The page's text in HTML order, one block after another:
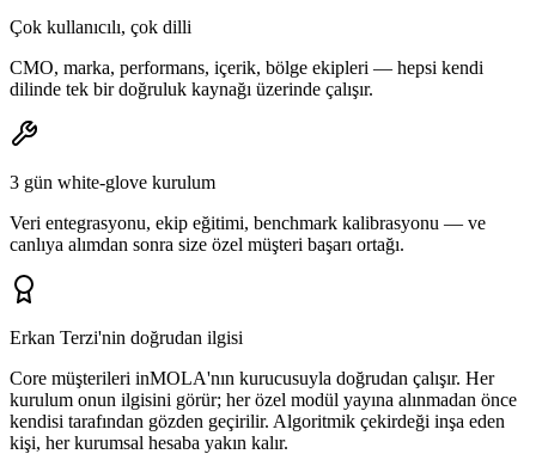
Çok kullanıcılı, çok dilli
CMO, marka, performans, içerik, bölge ekipleri — hepsi kendi
dilinde tek bir doğruluk kaynağı üzerinde çalışır.
3 gün white-glove kurulum
Veri entegrasyonu, ekip eğitimi, benchmark kalibrasyonu — ve
canlıya alımdan sonra size özel müşteri başarı ortağı.
Erkan Terzi'nin doğrudan ilgisi
Core müşterileri inMOLA'nın kurucusuyla doğrudan çalışır. Her
kurulum onun ilgisini görür; her özel modül yayına alınmadan önce
kendisi tarafından gözden geçirilir. Algoritmik çekirdeği inşa eden
kişi, her kurumsal hesaba yakın kalır.